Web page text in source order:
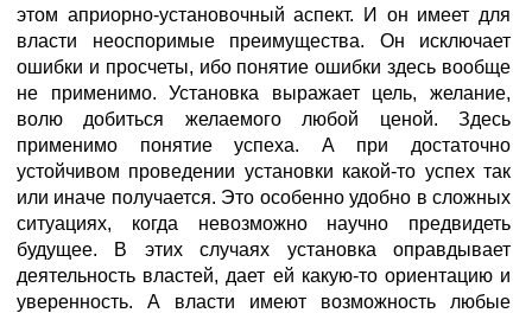
этом априорно-установочный аспект. И он имеет для
власти неоспоримые преимущества. Он исключает
ошибки и просчеты, ибо понятие ошибки здесь вообще
не применимо. Установка выражает цель, желание,
волю добиться желаемого любой ценой. Здесь
применимо понятие успеха. А при достаточно
устойчивом проведении установки какой-то успех так
или иначе получается. Это особенно удобно в сложных
ситуациях, когда невозможно научно предвидеть
будущее. В этих случаях установка оправдывает
деятельность властей, дает ей какую-то ориентацию и
уверенность. А власти имеют возможность любые